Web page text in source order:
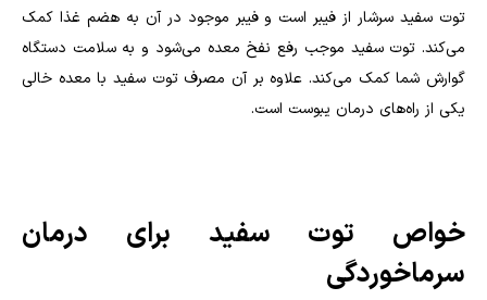
توت سفید سرشار از فیبر است و فیبر موجود در آن به هضم غذا کمک
می‌کند. توت سفید موجب رفع نفخ معده می‌شود و به سلامت دستگاه
گوارش شما کمک می‌کند. علاوه بر آن مصرف توت سفید با معده خالی
یکی از راه‌های درمان یبوست است.
خواص توت سفید برای درمان
سرماخوردگی